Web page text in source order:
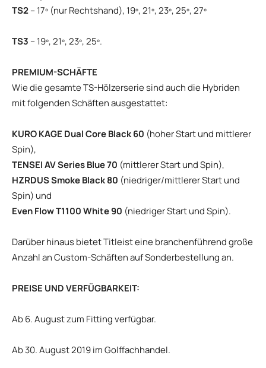
TS2– 17º (nur Rechtshand), 19º, 21º, 23º, 25º, 27º
TS3 – 19º, 21º, 23º, 25º.
PREMIUM-SCHÄFTE
Wie die gesamte TS-Hölzerserie sind auch die Hybriden
mit folgenden Schäften ausgestattet:
KURO KAGE Dual Core Black 60 (hoher Start und mittlerer
Spin),
TENSEI AV Series Blue 70 (mittlerer Start und Spin),
HZRDUS Smoke Black 80 (niedriger/mittlerer Start und
Spin) und
Even Flow T1100 White 90 (niedriger Start und Spin).
Darüber hinaus bietet Titleist eine branchenführend große
Anzahl an Custom-Schäften auf Sonderbestellung an.
PREISE UND VERFÜGBARKEIT:
Ab 6. August zum Fitting verfügbar.
Ab 30. August 2019 im Golffachhandel.